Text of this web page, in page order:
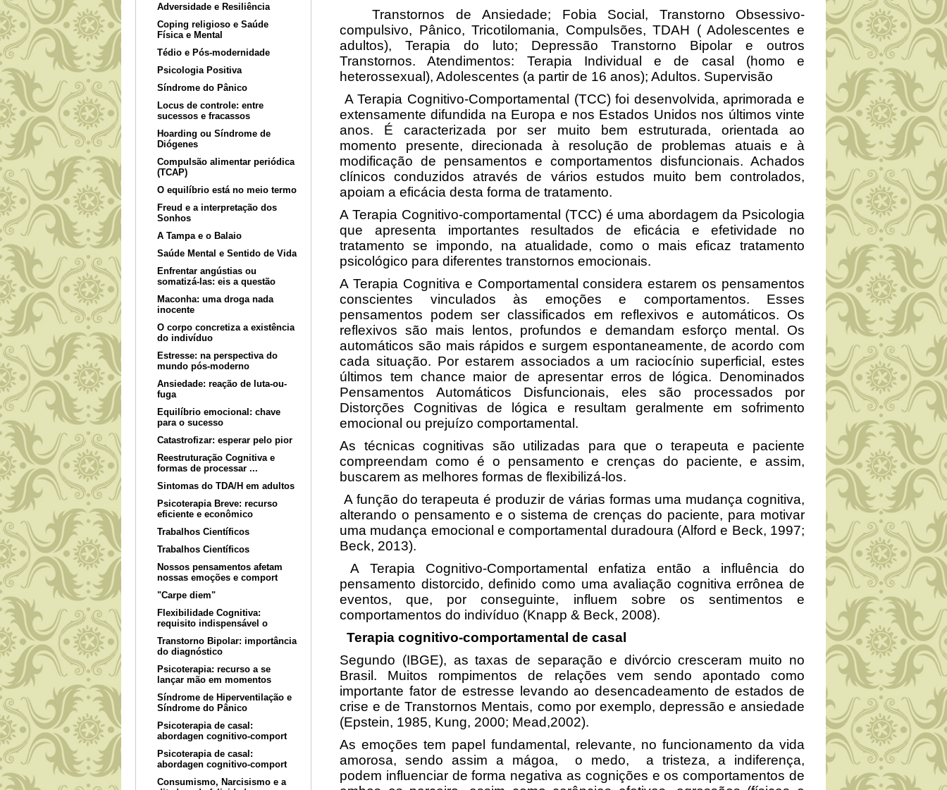
Adversidade e Resiliência
Coping religioso e Saúde
Física e Mental
Tédio e Pós-modernidade
Psicologia Positiva
Síndrome do Pânico
Locus de controle: entre
sucessos e fracassos
Hoarding ou Síndrome de
Diógenes
Compulsão alimentar periódica
(TCAP)
O equilíbrio está no meio termo
Freud e a interpretação dos
Sonhos
A Tampa e o Balaio
Saúde Mental e Sentido de Vida
Enfrentar angústias ou
somatizá-las: eis a questão
Maconha: uma droga nada
inocente
O corpo concretiza a existência
do indivíduo
Estresse: na perspectiva do
mundo pós-moderno
Ansiedade: reação de luta-ou-
fuga
Equilíbrio emocional: chave
para o sucesso
Catastrofizar: esperar pelo pior
Reestruturação Cognitiva e
formas de processar ...
Sintomas do TDA/H em adultos
Psicoterapia Breve: recurso
eficiente e econômico
Trabalhos Científicos
Trabalhos Científicos
Nossos pensamentos afetam
nossas emoções e comport
"Carpe diem"
Flexibilidade Cognitiva:
requisito indispensável o
Transtorno Bipolar: importância
do diagnóstico
Psicoterapia: recurso a se
lançar mão em momentos
Síndrome de Hiperventilação e
Síndrome do Pânico
Psicoterapia de casal:
abordagen cognitivo-comport
Psicoterapia de casal:
abordagen cognitivo-comport
Consumismo, Narcisismo e a
Transtornos de Ansiedade; Fobia Social, Transtorno Obsessivo-
compulsivo, Pânico, Tricotilomania, Compulsões, TDAH ( Adolescentes e
adultos), Terapia do luto; Depressão Transtorno Bipolar e outros
Transtornos. Atendimentos: Terapia Individual e de casal (homo e
heterossexual), Adolescentes (a partir de 16 anos); Adultos. Supervisão
A Terapia Cognitivo-Comportamental (TCC) foi desenvolvida, aprimorada e
extensamente difundida na Europa e nos Estados Unidos nos últimos vinte
anos. É caracterizada por ser muito bem estruturada, orientada ao
momento presente, direcionada à resolução de problemas atuais e à
modificação de pensamentos e comportamentos disfuncionais. Achados
clínicos conduzidos através de vários estudos muito bem controlados,
apoiam a eficácia desta forma de tratamento.
A Terapia Cognitivo-comportamental (TCC) é uma abordagem da Psicologia
que apresenta importantes resultados de eficácia e efetividade no
tratamento se impondo, na atualidade, como o mais eficaz tratamento
psicológico para diferentes transtornos emocionais.
A Terapia Cognitiva e Comportamental considera estarem os pensamentos
conscientes vinculados às emoções e comportamentos. Esses
pensamentos podem ser classificados em reflexivos e automáticos. Os
reflexivos são mais lentos, profundos e demandam esforço mental. Os
automáticos são mais rápidos e surgem espontaneamente, de acordo com
cada situação. Por estarem associados a um raciocínio superficial, estes
últimos tem chance maior de apresentar erros de lógica. Denominados
Pensamentos Automáticos Disfuncionais, eles são processados por
Distorções Cognitivas de lógica e resultam geralmente em sofrimento
emocional ou prejuízo comportamental.
As técnicas cognitivas são utilizadas para que o terapeuta e paciente
compreendam como é o pensamento e crenças do paciente, e assim,
buscarem as melhores formas de flexibilizá-los.
A função do terapeuta é produzir de várias formas uma mudança cognitiva,
alterando o pensamento e o sistema de crenças do paciente, para motivar
uma mudança emocional e comportamental duradoura (Alford e Beck, 1997;
Beck, 2013).
A Terapia Cognitivo-Comportamental enfatiza então a influência do
pensamento distorcido, definido como uma avaliação cognitiva errônea de
eventos, que, por conseguinte, influem sobre os sentimentos e
comportamentos do indivíduo (Knapp & Beck, 2008).
Terapia cognitivo-comportamental de casal
Segundo (IBGE), as taxas de separação e divórcio cresceram muito no
Brasil. Muitos rompimentos de relações vem sendo apontado como
importante fator de estresse levando ao desencadeamento de estados de
crise e de Transtornos Mentais, como por exemplo, depressão e ansiedade
(Epstein, 1985, Kung, 2000; Mead,2002).
As emoções tem papel fundamental, relevante, no funcionamento da vida
amorosa, sendo assim a mágoa, o medo, a tristeza, a indiferença,
podem influenciar de forma negativa as cognições e os comportamentos de